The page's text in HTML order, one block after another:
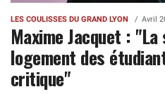
LES COULISSES DU GRAND LYON Avril
Maxime Jacquet :
logement des
critique"